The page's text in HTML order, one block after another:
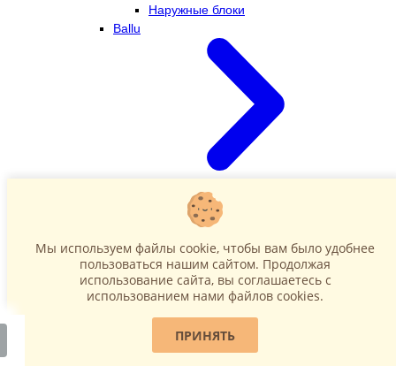
Наружные блоки
Ballu
Наружные блоки
Мы используем файлы cookie, чтобы вам было удобнее
пользоваться нашим сайтом. Продолжая
использование сайта, вы соглашаетесь c
использованием нами файлов cookies.
ПРИНЯТЬ